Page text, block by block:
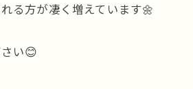
る方が凄く増えています🌼
い😊